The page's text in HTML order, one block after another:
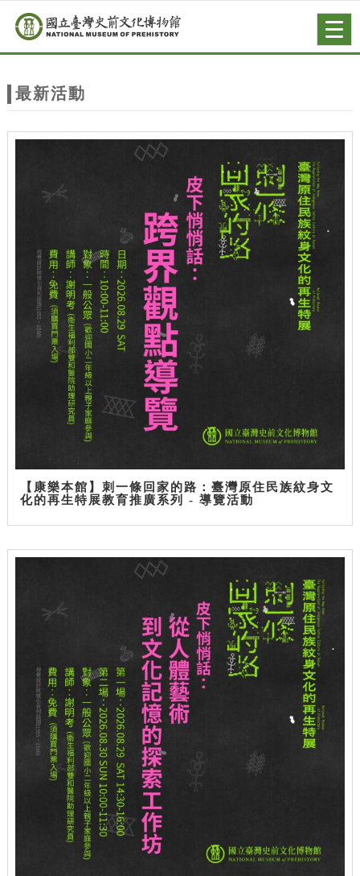
站
主
跳到主要內容
網站導覽
最新活動
【康樂本館】刺一條回家的路：臺灣原住民族紋身文
化的再生特展教育推廣系列 - 導覽活動